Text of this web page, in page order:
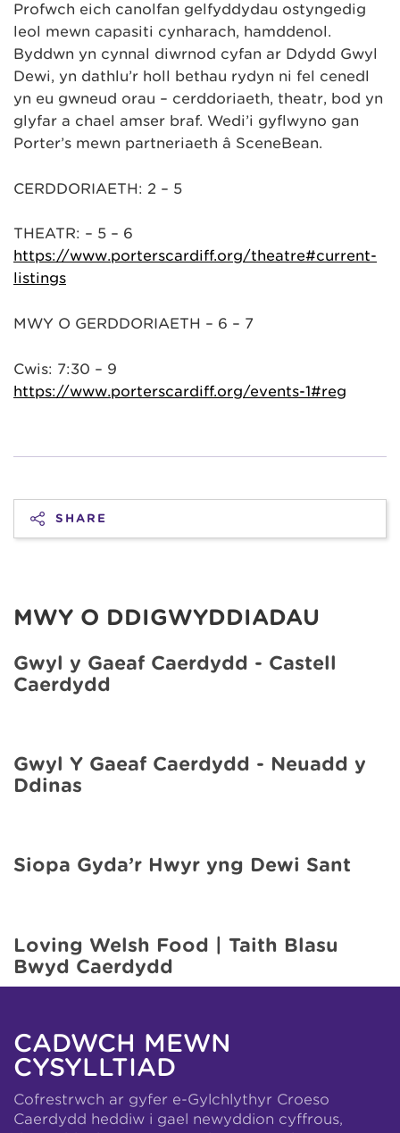
Profwch eich canolfan gelfyddydau ostyngedig
leol mewn capasiti cynharach, hamddenol.
Byddwn yn cynnal diwrnod cyfan ar Ddydd Gŵyl
Dewi, yn dathlu’r holl bethau rydyn ni fel cenedl
yn eu gwneud orau – cerddoriaeth, theatr, bod yn
glyfar a chael amser braf. Wedi’i gyflwyno gan
Porter’s mewn partneriaeth â SceneBean.
CERDDORIAETH: 2 – 5
THEATR: – 5 – 6
https://www.porterscardiff.org/theatre#current-
listings
MWY O GERDDORIAETH – 6 – 7
Cwis: 7:30 – 9
https://www.porterscardiff.org/events-1#reg
SHARE
MWY O DDIGWYDDIADAU
Gŵyl y Gaeaf Caerdydd - Castell
Caerdydd
Gŵyl Y Gaeaf Caerdydd - Neuadd y
Ddinas
Siopa Gyda’r Hwyr yng Dewi Sant
Loving Welsh Food | Taith Blasu
Bwyd Caerdydd
CADWCH MEWN
CYSYLLTIAD
Cofrestrwch ar gyfer e-Gylchlythyr Croeso
Caerdydd heddiw i gael newyddion cyffrous,